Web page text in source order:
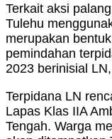
Terkait aksi
Tulehu
merupakan
pemindahan
2023 berinisial
Terpidana LN
Lapas Klas IIA
Tengah. Warga